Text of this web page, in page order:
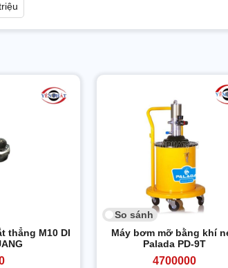
thẳng M10 DI
So sánh
Máy bơm mỡ bằng khí
Palada PD-9T
4700000